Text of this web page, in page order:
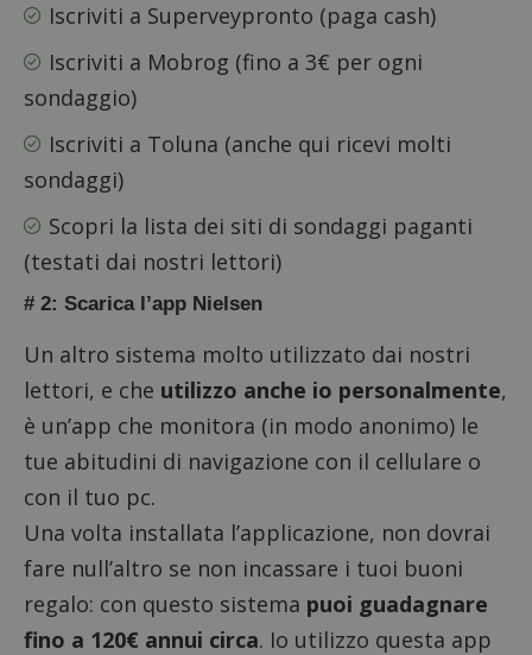
Iscriviti a Superveypronto (paga cash)
Iscriviti a Mobrog (fino a 3€ per ogni
sondaggio)
Iscriviti a Toluna (anche qui ricevi molti
sondaggi)
Scopri la lista dei siti di sondaggi paganti
(testati dai nostri lettori)
# 2: Scarica l’app Nielsen
Un altro sistema molto utilizzato dai nostri
lettori, e che utilizzo anche io personalmente,
è un’app che monitora (in modo anonimo) le
tue abitudini di navigazione con il cellulare o
con il tuo pc.
Una volta installata l’applicazione, non dovrai
fare null’altro se non incassare i tuoi buoni
regalo: con questo sistema puoi guadagnare
fino a 120€ annui circa. Io utilizzo questa app